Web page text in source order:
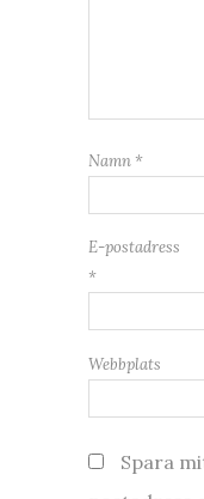
Namn *
E-postadress
*
Webbplats
Spara